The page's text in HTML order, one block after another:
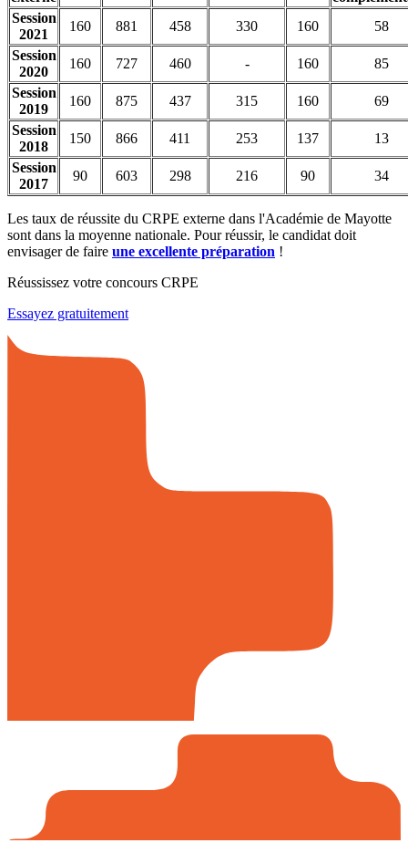
Session
2021
160 881 458 330 160
58
Session
2020
160 727 460 - 160
85
Session
2019
160 875 437 315 160
69
Session
2018
150 866 411 253 137
13
Session
2017
90 603 298 216 90 34
Les taux de réussite du CRPE externe dans l'Académie de Mayotte
sont dans la moyenne nationale. Pour réussir, le candidat doit
envisager de faire une excellente préparation !
Réussissez votre concours CRPE
Essayez gratuitement